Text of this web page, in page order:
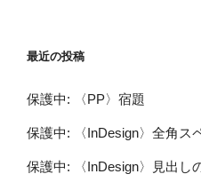
最近の投稿
保護中: 〈PP〉宿題
保護中: 〈InDesign〉全角ス
保護中: 〈InDesign〉見出し